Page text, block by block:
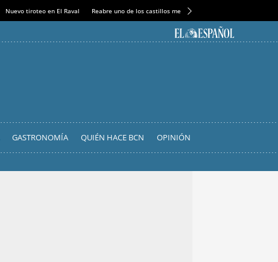
Nuevo tiroteo en El Raval Reabre uno de los castillos medievales más espectaculares
GASTRONOMÍA QUIÉN HACE BCN OPINIÓN